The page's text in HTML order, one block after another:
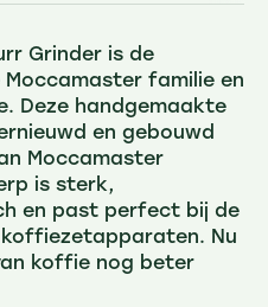
Grinder is de
familie en
Deze handgemaakte
en gebouwd
Moccamaster
is sterk,
en past perfect bij de
Nu
koffie nog beter